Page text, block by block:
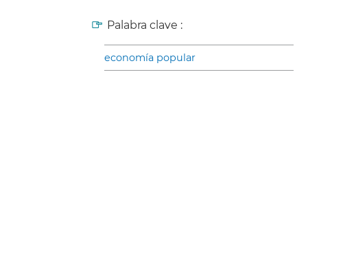
Palabra clave :
economía popular